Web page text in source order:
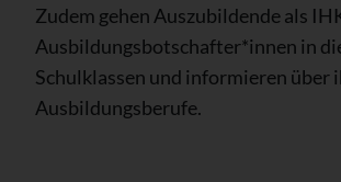
Zudem gehen Auszubildende als
Ausbildungsbotschafter*innen in
Schulklassen und informieren über
Ausbildungsberufe.